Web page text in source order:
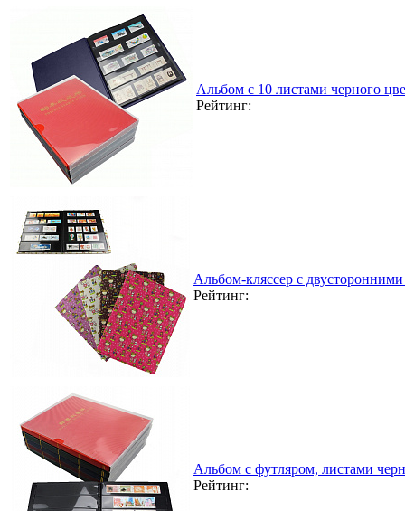
Альбом с 10 листами черного
Рейтинг:
Альбом-кляссер с
Рейтинг:
Альбом с футляром, листами
Рейтинг: